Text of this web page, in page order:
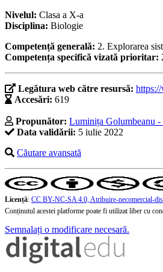
Nivelul: Clasa a X-a
Disciplina: Biologie
Competență generală: 2. Explorarea
Competența specifică vizată prioritar:
Legătura web către resursă:
Accesări: 619
Propunător: Luminița Golumbeanu
Data validării: 5 iulie 2022
Căutare avansată
Licență: CC BY-NC-SA 4.0, Atribuire-necomercial-
Conținutul acestei platforme poate fi utilizat liber cu
Semnalați o modificare necesară.